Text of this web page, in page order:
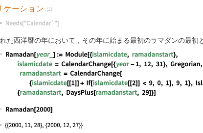
ケーション (1)
Language code: Needs["Calendar`"]
た西洋暦の年において，その年に始まる最初のラマダンの最初
Language code:Ramadan[year_] :=
Language code:Ramadan[2000]